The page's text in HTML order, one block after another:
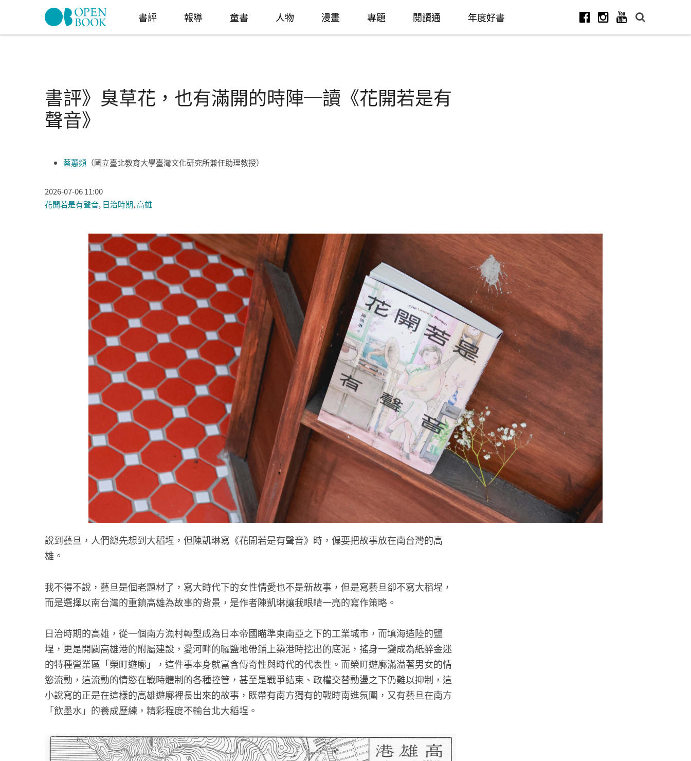
Skip to navigation
書評 報導 童書 人物 漫畫 專題 閱讀通 年度好書
書評》臭草花，也有滿開的時陣─讀《花開若是有
聲音》
蔡蕙頻 （國立臺北教育大學臺灣文化研究所兼任助理教授）
2026-07-06 11:00
花開若是有聲音, 日治時期,高雄
說到藝旦，人們總先想到大稻埕，但陳凱琳寫《花開若是有聲音》時，偏要把故事放在南台灣的高
雄。
我不得不說，藝旦是個老題材了，寫大時代下的女性情愛也不是新故事，但是寫藝旦卻不寫大稻埕，
而是選擇以南台灣的重鎮高雄為故事的背景，是作者陳凱琳讓我眼睛一亮的寫作策略。
日治時期的高雄，從一個南方漁村轉型成為日本帝國瞄準東南亞之下的工業城市，而填海造陸的鹽
埕，更是開闢高雄港的附屬建設，愛河畔的曬鹽地帶鋪上築港時挖出的底泥，搖身一變成為紙醉金迷
的特種營業區「榮町遊廓」，這件事本身就富含傳奇性與時代的代表性。而榮町遊廓滿溢著男女的情
慾流動，這流動的情慾在戰時體制的各種控管，甚至是戰爭結束、政權交替動盪之下仍難以抑制，這
小說寫的正是在這樣的高雄遊廓裡長出來的故事，既帶有南方獨有的戰時南進氛圍，又有藝旦在南方
「飲墨水」的養成歷練，精彩程度不輸台北大稻埕。